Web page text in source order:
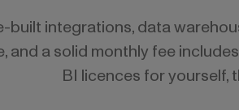
built integrations, data
and a solid monthly fee
BI licences for yourself,